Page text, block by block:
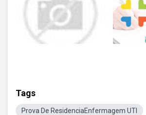
Tags
Prova De ResidenciaEnfermagem UTI